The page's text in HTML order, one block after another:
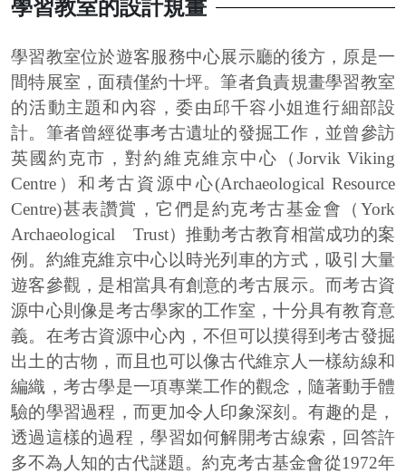
學習教室的設計規畫
學習教室位於遊客服務中心展示廳的後方，原是一
間特展室，面積僅約十坪。筆者負責規畫學習教室
的活動主題和內容，委由邱千容小姐進行細部設
計。筆者曾經從事考古遺址的發掘工作，並曾參訪
英國約克市，對約維克維京中心（ Jorvik Viking
Centre ）和考古資源中心(Archaeological Resource
Centre)甚表讚賞，它們是約克考古基金會（ York
Archaeological
Trust）推動考古教育相當成功的案
例。約維克維京中心以時光列車的方式，吸引大量
遊客參觀，是相當具有創意的考古展示。而考古資
源中心則像是考古學家的工作室，十分具有教育意
義。在考古資源中心內，不但可以摸得到考古發掘
出土的古物，而且也可以像古代維京人一樣紡線和
編織，考古學是一項專業工作的觀念，隨著動手體
驗的學習過程，而更加令人印象深刻。有趣的是，
透過這樣的過程，學習如何解開考古線索，回答許
多不為人知的古代謎題。約克考古基金會從1972年